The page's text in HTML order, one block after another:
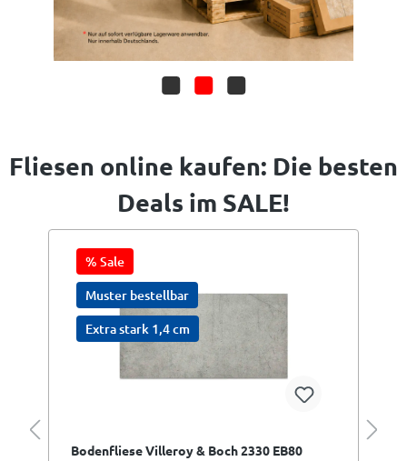
Fliesen online kaufen: Die besten
Deals im SALE!
% Sale
Muster bestellbar
Extra stark 1,4 cm
Bodenfliese Villeroy & Boch 2330 EB80